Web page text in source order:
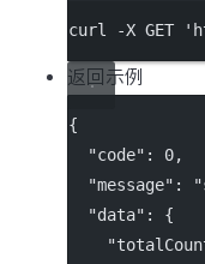
curl -X GET
返回示例
{
"code" : 0,
"message" :
"data" : {